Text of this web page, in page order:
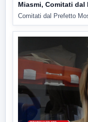
Miasmi, Comitati
Comitati dal Prefetto